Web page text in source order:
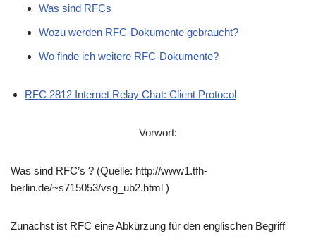
Was sind RFCs
Wozu werden RFC-Dokumente gebraucht?
Wo finde ich weitere RFC-Dokumente?
RFC 2812 Internet Relay Chat: Client Protocol
Vorwort:
Was sind RFC’s ? (Quelle: http://www1.tfh-
berlin.de/~s715053/vsg_ub2.html )
Zunächst ist RFC eine Abkürzung für den englischen Begriff